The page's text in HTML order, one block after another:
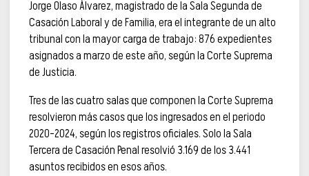
Jorge Olaso Álvarez, magistrado de la Sala Segunda de
Casación Laboral y de Familia, era el integrante de un alto
tribunal con la mayor carga de trabajo: 876 expedientes
asignados a marzo de este año, según la Corte Suprema
de Justicia.
Tres de las cuatro salas que componen la Corte Suprema
resolvieron más casos que los ingresados en el periodo
2020-2024, según los registros oficiales. Solo la Sala
Tercera de Casación Penal resolvió 3.169 de los 3.441
asuntos recibidos en esos años.